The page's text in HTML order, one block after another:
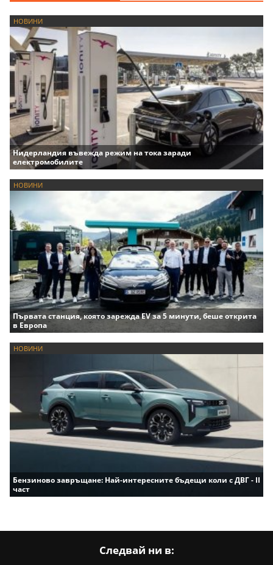
НОВИНИ
Нидерландия въвежда режим на тока заради
електромобилите
НОВИНИ
Първата станция, която зарежда EV за 5 минути, беше открита
в Европа
НОВИНИ
Бензиново завръщане: Най-интересните бъдещи коли с ДВГ - II
част
Следвай ни в: